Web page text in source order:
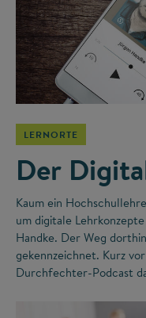
LERNORTE
Der
Kaum ein
um digitale
Handke. Der Weg
gekennzeichnet. Kurz
Durchfechter-Podcast